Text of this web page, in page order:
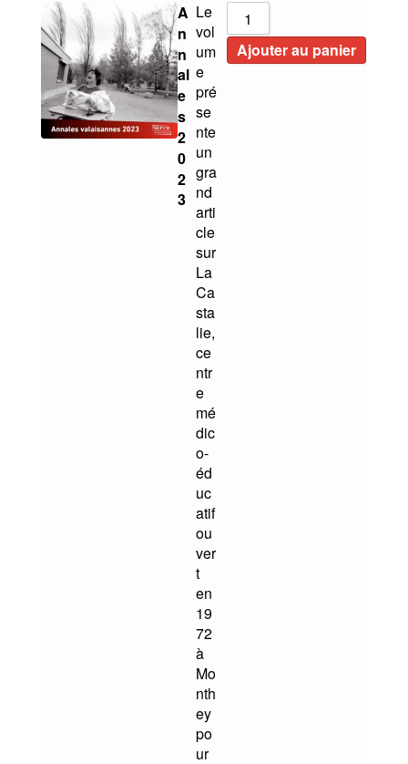
A
n
n
al
e
s
2
0
2
3
Le
vol
um
e
pré
se
nte
un
gra
nd
arti
cle
sur
La
Ca
sta
lie,
ce
ntr
e
mé
dic
o-
éd
uc
atif
ou
ver
t
en
19
72
à
Mo
nth
ey
po
ur
Ajouter au panier